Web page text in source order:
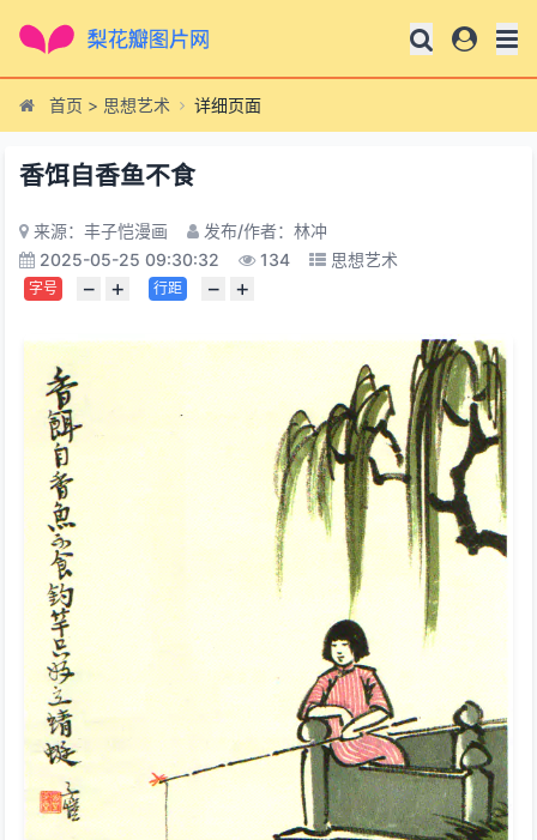
首页 > 思想艺术 详细页面
香饵自香鱼不食
来源：丰子恺漫画
发布/作者：林冲
2025-05-25 09:30:32
134 思想艺术
字号 − + 行距 − +